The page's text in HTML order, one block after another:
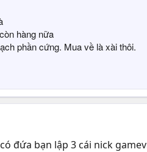
hàng nữa
phần cứng. Mua về là xài thôi.
đứa bạn lập 3 cái nick